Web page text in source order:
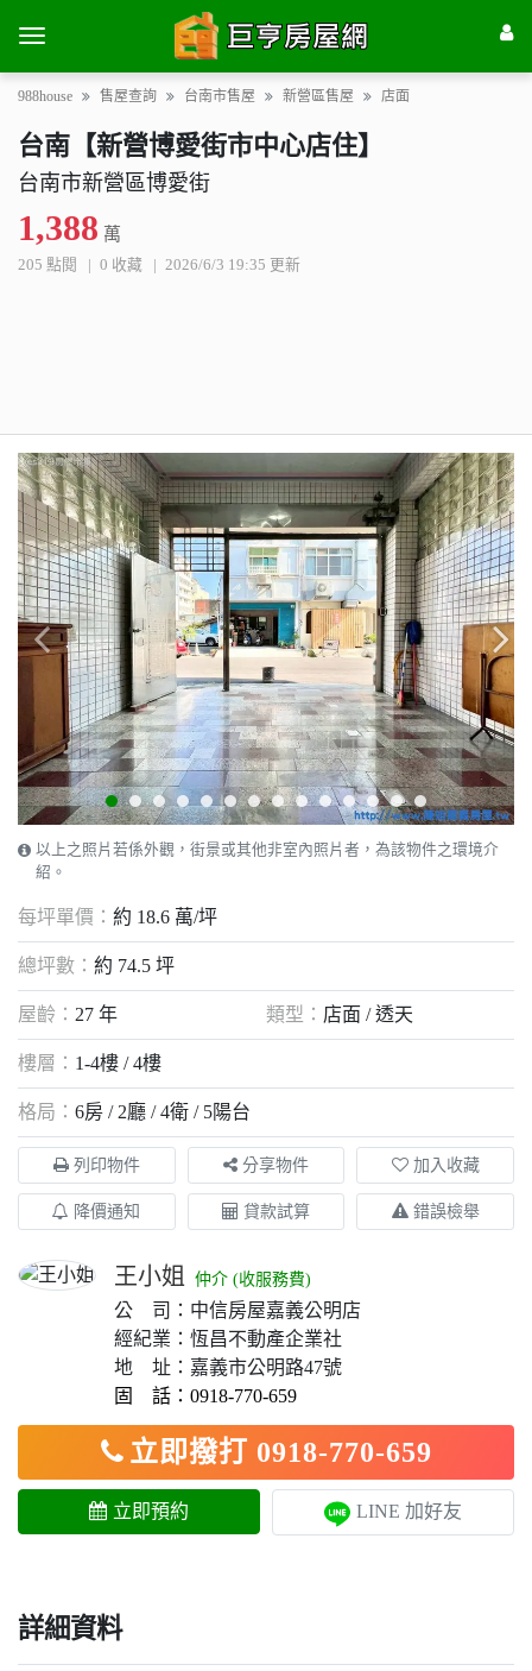
988house 售屋查詢 台南市售屋 新營區售屋 店面
台南【新營博愛街市中心店住】
台南市新營區博愛街
1,388 萬
205 點閱 0 收藏 2026/6/3 19:35 更新
以上之照片若係外觀，街景或其他非室內照片者，為該物件之環境介
紹。
每坪單價： 約 18.6 萬/坪
總坪數： 約 74.5 坪
屋齡： 27 年 類型： 店面 / 透天
樓層： 1-4樓 / 4樓
格局： 6房 2廳 4衛 5陽台
列印物件 分享物件 加入收藏
降價通知 貸款試算 錯誤檢舉
王小姐 仲介 (收服務費)
公 司：中信房屋嘉義公明店
經紀業：恆昌不動產企業社
地 址：嘉義市公明路47號
固 話：0918-770-659
立即撥打 0918-770-659
立即預約 LINE 加好友
詳細資料